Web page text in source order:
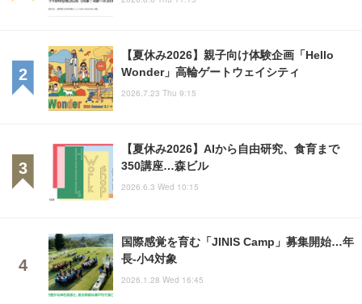
【夏休み2026】親子向け体験企画「Hello
Wonder」高輪ゲートウェイシティ
2026.7.23 Thu 9:15
【夏休み2026】AIから自由研究、食育まで
350講座…森ビル
2026.6.3 Wed 10:15
国際感覚を育む「JINIS Camp」募集開始…年
長-小4対象
2026.1.28 Wed 16:45